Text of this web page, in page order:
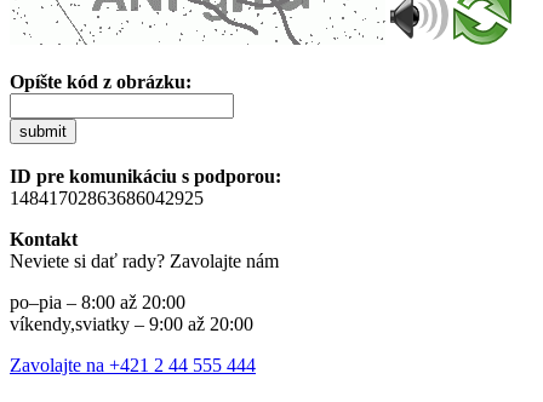
Opíšte kód z obrázku:
submit
ID pre komunikáciu s podporou:
14841702863686042925
Kontakt
Neviete si dať rady? Zavolajte nám
po–pia – 8:00 až 20:00
víkendy,sviatky – 9:00 až 20:00
Zavolajte na +421 2 44 555 444